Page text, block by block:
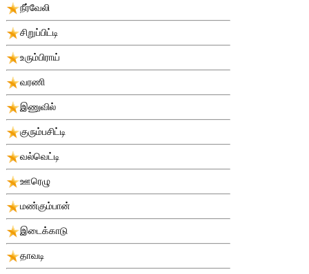
நீர்வேலி
சிறுப்பிட்டி
உரும்பிராய்
வரணி
இணுவில்
குரும்பசிட்டி
வல்வெட்டி
ஊரெழு
மண்கும்பான்
இடைக்காடு
தாவடி